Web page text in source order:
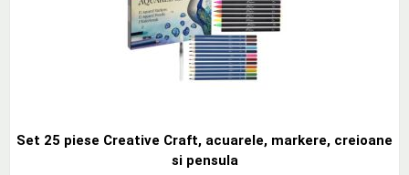
Set 25 piese Creative Craft, acuarele, markere, creioane
si pensula